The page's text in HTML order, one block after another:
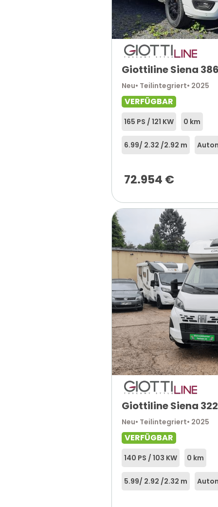
Giottiline Siena
Neu• Teilintegriert• 2025
VERFÜGBAR
165 PS / 121 KW 0 km
6.99/ 2.32 /2.92 m
72.954 €
Giottiline Siena 322
Neu• Teilintegriert• 2025
VERFÜGBAR
140 PS / 103 KW 0 km
5.99/ 2.92 /2.32 m